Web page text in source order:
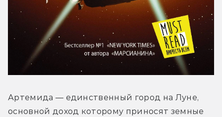
Артемида — единственный город на Луне,
основной доход которому приносят земные